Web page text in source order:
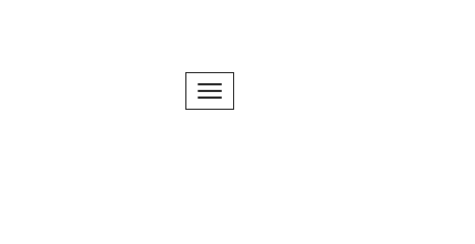
Toggle navigation